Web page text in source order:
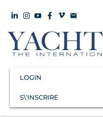
LOGIN
S\’INSCRIRE